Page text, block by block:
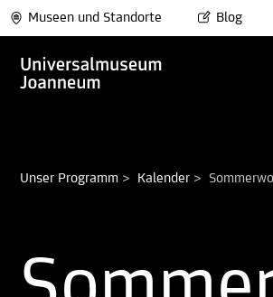
Museen und Standorte Blog
Unser Programm > Kalender >